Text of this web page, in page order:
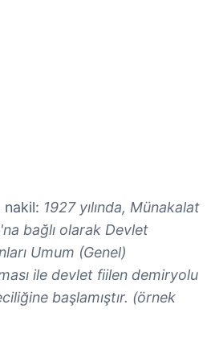
nakil: 1927 yılında, Münakalat
bağlı olarak Devlet
Umum (Genel)
ile devlet fiilen demiryolu
başlamıştır. (örnek